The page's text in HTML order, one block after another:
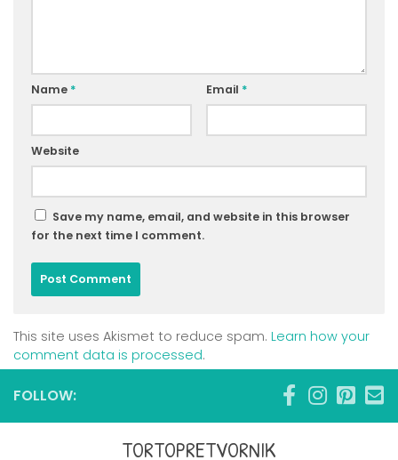
Name * Email *
Website
Save my name, email, and website in this browser
for the next time I comment.
This site uses Akismet to reduce spam. Learn how your
comment data is processed.
FOLLOW:
TORTOPRETVORNIK